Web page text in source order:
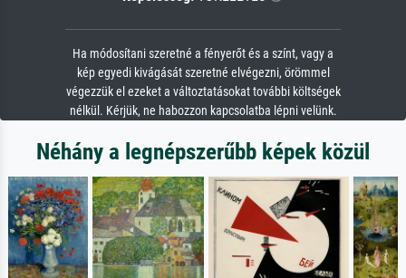
Ha módosítani szeretné a fényerőt és a színt, vagy a
kép egyedi kivágását szeretné elvégezni, örömmel
végezzük el ezeket a változtatásokat további költségek
nélkül. Kérjük, ne habozzon kapcsolatba lépni velünk.
Néhány a legnépszerűbb képek közül